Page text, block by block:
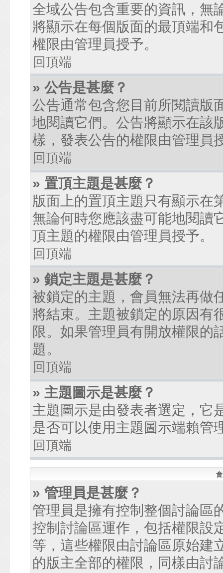
全域公告包含重要的資訊，無
將顯示在每個版面的最頂端和
權限由管理員授予。
回頂端
» 公告是甚麼？
公告通常包含您目前所閱讀版
地閱讀它們。公告將顯示在該
樣，發表公告的權限由管理員
回頂端
» 置頂主題是甚麼？
版面上的置頂主題只有顯示在
無論何時您應該盡可能地閱讀
頂主題的權限由管理員授予。
回頂端
» 鎖定主題是甚麼？
被鎖定的主題，會員無法再做
將結束。主題被鎖定的原因有
限。如果管理員有開放權限的
題。
回頂端
» 主題圖示是甚麼？
主題圖示是由發表者選定，它
是否可以使用主題圖示端賴管
回頂端
» 管理員是甚麼？
管理員是擁有控制整個討論區
控制討論區運作，包括權限設
等，這些權限由討論區原始建
的版主全部的權限，同樣由討